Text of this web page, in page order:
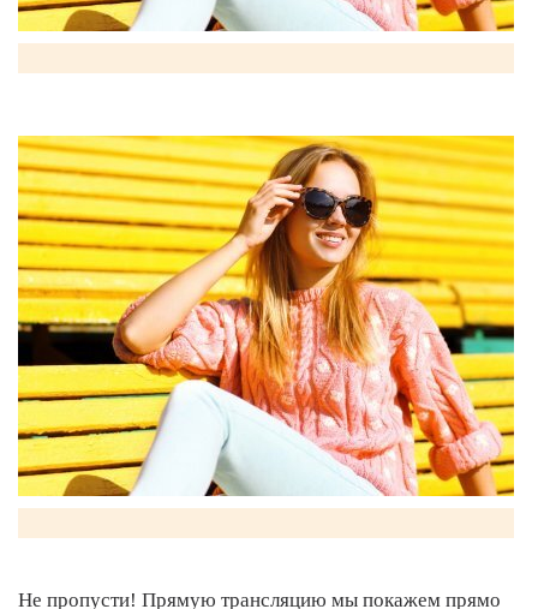
Не пропусти! Прямую трансляцию мы покажем прямо